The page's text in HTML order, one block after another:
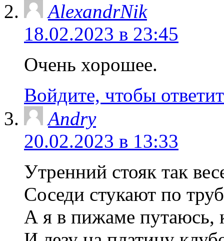
AlexandrNik
18.02.2023 в 23:45
Очень хорошее.
Войдите, чтобы
Andry
20.02.2023 в 13:33
Утренний стояк так
Соседи стукают по
А я в пижаме путаюсь,